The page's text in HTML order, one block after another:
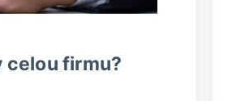
celou firmu?